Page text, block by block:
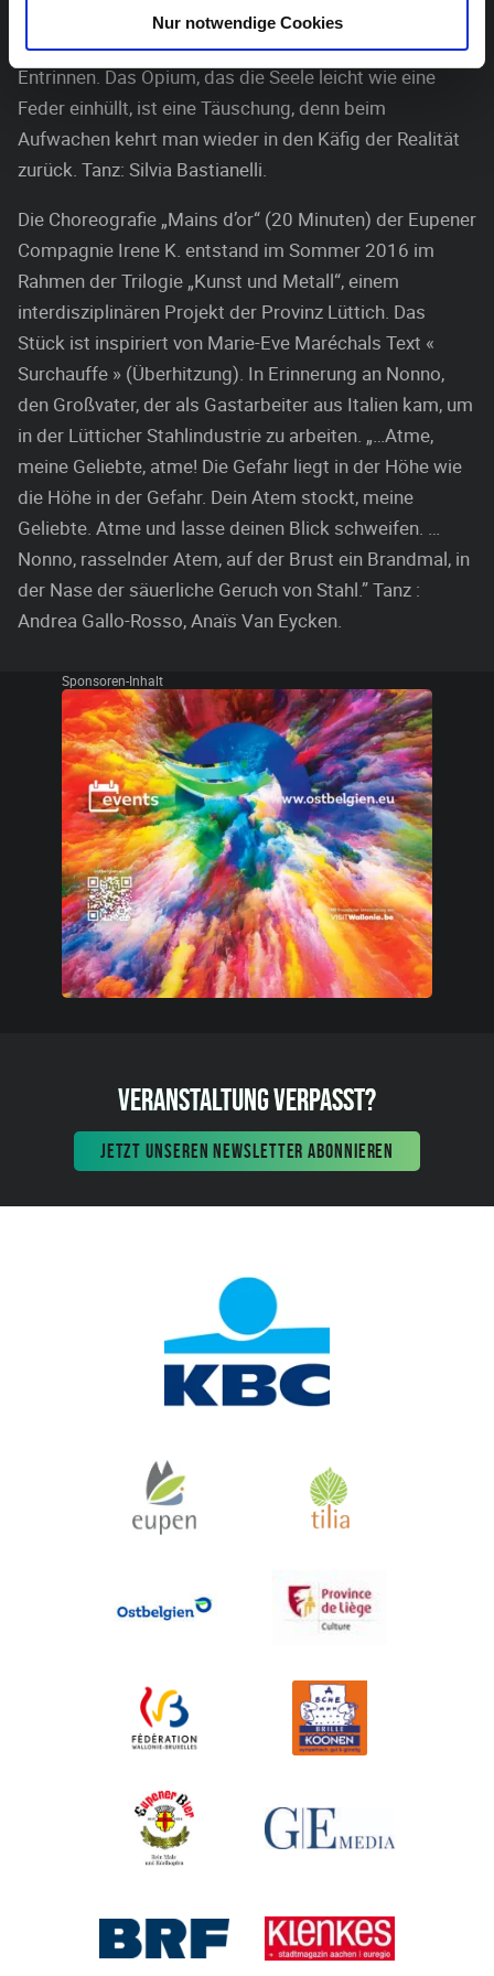
Nur notwendige Cookies
Tänzer in “Oppio” von qualvollen Schmerzen gepeinigt.
Die Suche nach einem Ausweg scheitert, es gibt kein
Entrinnen. Das Opium, das die Seele leicht wie eine
Feder einhüllt, ist eine Täuschung, denn beim
Aufwachen kehrt man wieder in den Käfig der Realität
zurück. Tanz: Silvia Bastianelli.
Die Choreografie „Mains d’or“ (20 Minuten) der Eupener
Compagnie Irene K. entstand im Sommer 2016 im
Rahmen der Trilogie „Kunst und Metall“, einem
interdisziplinären Projekt der Provinz Lüttich. Das
Stück ist inspiriert von Marie-Eve Maréchals Text «
Surchauffe » (Überhitzung). In Erinnerung an Nonno,
den Großvater, der als Gastarbeiter aus Italien kam, um
in der Lütticher Stahlindustrie zu arbeiten. „…Atme,
meine Geliebte, atme! Die Gefahr liegt in der Höhe wie
die Höhe in der Gefahr. Dein Atem stockt, meine
Geliebte. Atme und lasse deinen Blick schweifen. …
Nonno, rasselnder Atem, auf der Brust ein Brandmal, in
der Nase der säuerliche Geruch von Stahl.” Tanz :
Andrea Gallo-Rosso, Anaïs Van Eycken.
Sponsoren-Inhalt
VERANSTALTUNG VERPASST?
JETZT UNSEREN NEWSLETTER ABONNIEREN